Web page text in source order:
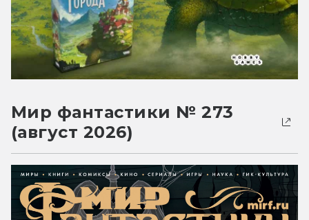
Мир фантастики № 273
(август 2026)